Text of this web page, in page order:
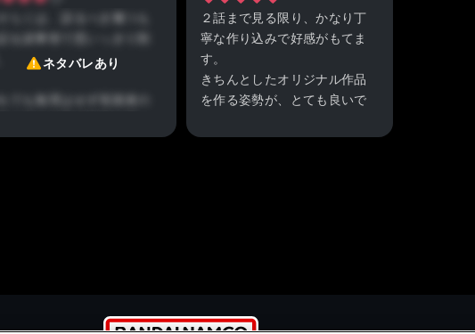
ネタバレあり
２話まで見る限り、かなり丁
寧な作り込みで好感がもてま
す。
きちんとしたオリジナル作品
を作る姿勢が、とても良いで
釣りという趣味に出会い、知